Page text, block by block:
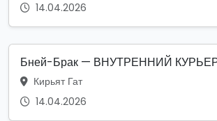
14.04.2026
Бней-Брак — ВНУТРЕННИЙ
Кирьят Гат
14.04.2026